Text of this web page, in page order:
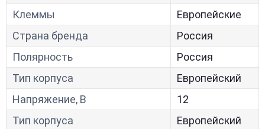
Клеммы
Европейские
Страна бренда
Россия
Полярность
Россия
Тип корпуса
Европейский
Напряжение, В
12
Тип корпуса
Европейский